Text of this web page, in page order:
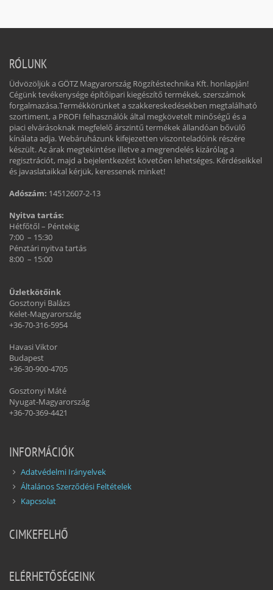
RÓLUNK
Üdvözöljük a GÖTZ Magyarország Rögzítéstechnika Kft. honlapján!
Cégünk tevékenysége építőipari kiegészítő termékek, szerszámok
forgalmazása.Termékkörünket a szakkereskedésekben megtalálható
szortiment, a PROFI felhasználók által megkövetelt minőségű és a
piaci elvárásoknak megfelelő árszintű termékek állandóan bővülő
kínálata adja. Webáruházunk kifejezetten viszonteladóink részére
készült. Az árak megtekintése illetve a megrendelés kizárólag a
regisztrációt, majd a bejelentkezést követően lehetséges. Kérdéseikkel
és javaslataikkal kérjük, keressenek minket!
Adószám: 14512607-2-13
Nyitva tartás:
Hétfőtől – Péntekig
7:00 – 15:30
Pénztári nyitva tartás
8:00 – 15:00
Üzletkötőink
Gosztonyi Balázs
Kelet-Magyarország
+36-70-316-5954
Havasi Viktor
Budapest
+36-30-900-4705
Gosztonyi Máté
Nyugat-Magyarország
+36-70-369-4421
INFORMÁCIÓK
Adatvédelmi Irányelvek
Általános Szerződési Feltételek
Kapcsolat
CIMKEFELHŐ
ELÉRHETŐSÉGEINK